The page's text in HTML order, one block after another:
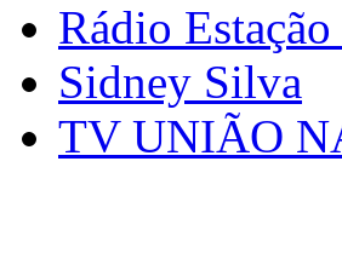
Rádio
Sidney Silva
TV UNIÃO